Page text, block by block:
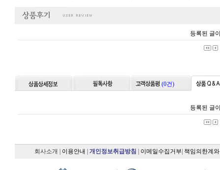
등록된 글
(0건)
등록된 글
회사소개 이용안내 개인정보취급방침 이메일수집거부 책임의한계